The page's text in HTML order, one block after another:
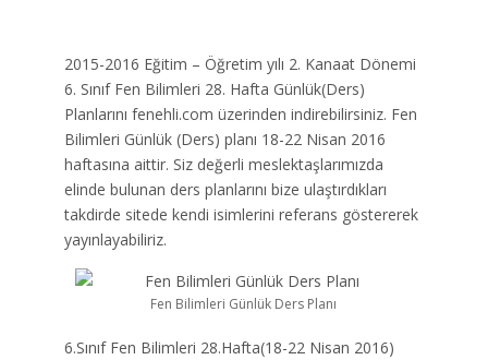
2015-2016 Eğitim – Öğretim yılı 2. Kanaat Dönemi
6. Sınıf Fen Bilimleri 28. Hafta Günlük(Ders)
Planlarını fenehli.com üzerinden indirebilirsiniz. Fen
Bilimleri Günlük (Ders) planı 18-22 Nisan 2016
haftasına aittir. Siz değerli meslektaşlarımızda
elinde bulunan ders planlarını bize ulaştırdıkları
takdirde sitede kendi isimlerini referans göstererek
yayınlayabiliriz.
Fen Bilimleri Günlük Ders Planı
6.Sınıf Fen Bilimleri 28.Hafta(18-22 Nisan 2016)